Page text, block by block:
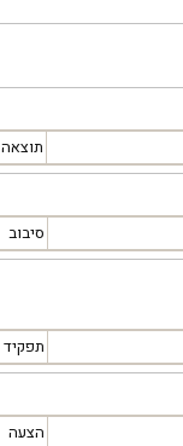
תוצאה
סיבוב
תפקיד
הצעה